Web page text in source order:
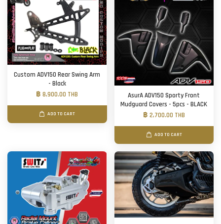
Custom ADV150 Rear Swing Arm
- Black
฿ 8,900.00 THB
ADD TO CART
AsurA ADV150 Sporty Front
Mudguard Covers - 5pcs - BLACK
฿ 2,700.00 THB
ADD TO CART